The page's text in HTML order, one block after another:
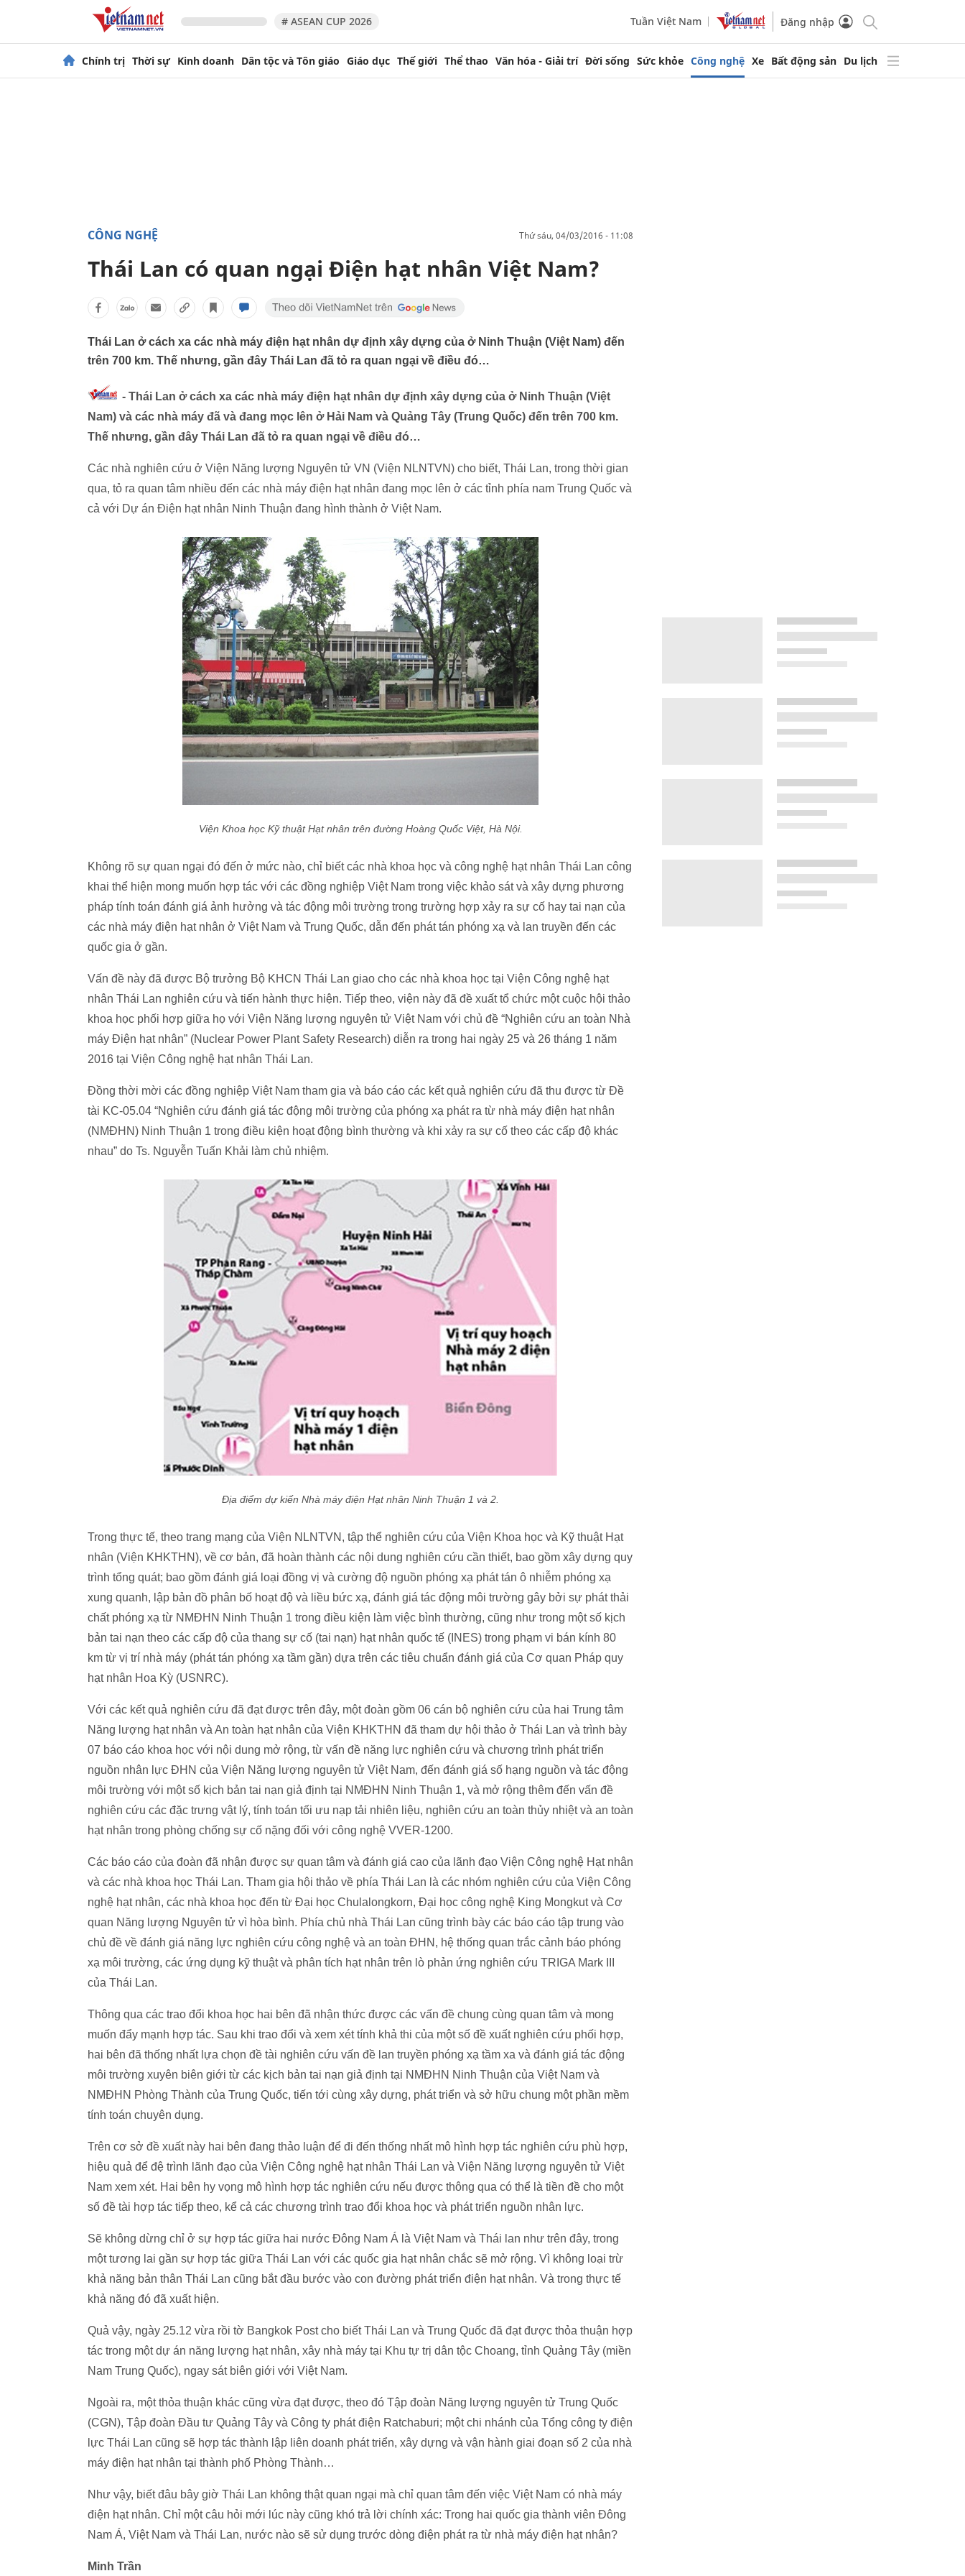
# ASEAN CUP 2026 Tuần Việt Nam Đăng nhập
Chính trị Thời sự Kinh doanh Dân tộc và Tôn giáo Giáo dục Thế giới Thể thao Văn hóa - Giải trí Đời sống Sức khỏe Công nghệ Xe Bất động sản Du lịch
CÔNG NGHỆ thứ sáu, 04/03/2016 - 11:08
Thái Lan có quan ngại Điện hạt nhân Việt Nam?
Thái Lan ở cách xa các nhà máy điện hạt nhân dự định xây dựng của ở Ninh Thuận (Việt Nam) đến
trên 700 km. Thế nhưng, gần đây Thái Lan đã tỏ ra quan ngại về điều đó…
- Thái Lan ở cách xa các nhà máy điện hạt nhân dự định xây dựng của ở Ninh Thuận (Việt
Nam) và các nhà máy đã và đang mọc lên ở Hải Nam và Quảng Tây (Trung Quốc) đến trên 700 km.
Thế nhưng, gần đây Thái Lan đã tỏ ra quan ngại về điều đó…
Các nhà nghiên cứu ở Viện Năng lượng Nguyên tử VN (Viện NLNTVN) cho biết, Thái Lan, trong thời gian
qua, tỏ ra quan tâm nhiều đến các nhà máy điện hạt nhân đang mọc lên ở các tỉnh phía nam Trung Quốc và
cả với Dự án Điện hạt nhân Ninh Thuận đang hình thành ở Việt Nam.
Viện Khoa học Kỹ thuật Hạt nhân trên đường Hoàng Quốc Việt, Hà Nội.
Không rõ sự quan ngại đó đến ở mức nào, chỉ biết các nhà khoa học và công nghệ hạt nhân Thái Lan công
khai thể hiện mong muốn hợp tác với các đồng nghiệp Việt Nam trong việc khảo sát và xây dựng phương
pháp tính toán đánh giá ảnh hưởng và tác động môi trường trong trường hợp xảy ra sự cố hay tai nạn của
các nhà máy điện hạt nhân ở Việt Nam và Trung Quốc, dẫn đến phát tán phóng xạ và lan truyền đến các
quốc gia ở gần.
Vấn đề này đã được Bộ trưởng Bộ KHCN Thái Lan giao cho các nhà khoa học tại Viện Công nghệ hạt
nhân Thái Lan nghiên cứu và tiến hành thực hiện. Tiếp theo, viện này đã đề xuất tổ chức một cuộc hội thảo
khoa học phối hợp giữa họ với Viện Năng lượng nguyên tử Việt Nam với chủ đề “Nghiên cứu an toàn Nhà
máy Điện hạt nhân” (Nuclear Power Plant Safety Research) diễn ra trong hai ngày 25 và 26 tháng 1 năm
2016 tại Viện Công nghệ hạt nhân Thái Lan.
Đồng thời mời các đồng nghiệp Việt Nam tham gia và báo cáo các kết quả nghiên cứu đã thu được từ Đề
tài KC-05.04 “Nghiên cứu đánh giá tác động môi trường của phóng xạ phát ra từ nhà máy điện hạt nhân
(NMĐHN) Ninh Thuận 1 trong điều kiện hoạt động bình thường và khi xảy ra sự cố theo các cấp độ khác
nhau” do Ts. Nguyễn Tuấn Khải làm chủ nhiệm.
Địa điểm dự kiến Nhà máy điện Hạt nhân Ninh Thuận 1 và 2.
Trong thực tế, theo trang mạng của Viện NLNTVN, tập thể nghiên cứu của Viện Khoa học và Kỹ thuật Hạt
nhân (Viện KHKTHN), về cơ bản, đã hoàn thành các nội dung nghiên cứu cần thiết, bao gồm xây dựng quy
trình tổng quát; bao gồm đánh giá loại đồng vị và cường độ nguồn phóng xạ phát tán ô nhiễm phóng xạ
xung quanh, lập bản đồ phân bố hoạt độ và liều bức xạ, đánh giá tác động môi trường gây bởi sự phát thải
chất phóng xạ từ NMĐHN Ninh Thuận 1 trong điều kiện làm việc bình thường, cũng như trong một số kịch
bản tai nạn theo các cấp độ của thang sự cố (tai nạn) hạt nhân quốc tế (INES) trong phạm vi bán kính 80
km từ vị trí nhà máy (phát tán phóng xạ tầm gần) dựa trên các tiêu chuẩn đánh giá của Cơ quan Pháp quy
hạt nhân Hoa Kỳ (USNRC).
Với các kết quả nghiên cứu đã đạt được trên đây, một đoàn gồm 06 cán bộ nghiên cứu của hai Trung tâm
Năng lượng hạt nhân và An toàn hạt nhân của Viện KHKTHN đã tham dự hội thảo ở Thái Lan và trình bày
07 báo cáo khoa học với nội dung mở rộng, từ vấn đề năng lực nghiên cứu và chương trình phát triển
nguồn nhân lực ĐHN của Viện Năng lượng nguyên tử Việt Nam, đến đánh giá số hạng nguồn và tác động
môi trường với một số kịch bản tai nạn giả định tại NMĐHN Ninh Thuận 1, và mở rộng thêm đến vấn đề
nghiên cứu các đặc trưng vật lý, tính toán tối ưu nạp tải nhiên liệu, nghiên cứu an toàn thủy nhiệt và an toàn
hạt nhân trong phòng chống sự cố nặng đối với công nghệ VVER-1200.
Các báo cáo của đoàn đã nhận được sự quan tâm và đánh giá cao của lãnh đạo Viện Công nghệ Hạt nhân
và các nhà khoa học Thái Lan. Tham gia hội thảo về phía Thái Lan là các nhóm nghiên cứu của Viện Công
nghệ hạt nhân, các nhà khoa học đến từ Đại học Chulalongkorn, Đại học công nghệ King Mongkut và Cơ
quan Năng lượng Nguyên tử vì hòa bình. Phía chủ nhà Thái Lan cũng trình bày các báo cáo tập trung vào
chủ đề về đánh giá năng lực nghiên cứu công nghệ và an toàn ĐHN, hệ thống quan trắc cảnh báo phóng
xạ môi trường, các ứng dụng kỹ thuật và phân tích hạt nhân trên lò phản ứng nghiên cứu TRIGA Mark III
của Thái Lan.
Thông qua các trao đổi khoa học hai bên đã nhận thức được các vấn đề chung cùng quan tâm và mong
muốn đẩy mạnh hợp tác. Sau khi trao đổi và xem xét tính khả thi của một số đề xuất nghiên cứu phối hợp,
hai bên đã thống nhất lựa chọn đề tài nghiên cứu vấn đề lan truyền phóng xạ tầm xa và đánh giá tác động
môi trường xuyên biên giới từ các kịch bản tai nạn giả định tại NMĐHN Ninh Thuận của Việt Nam và
NMĐHN Phòng Thành của Trung Quốc, tiến tới cùng xây dựng, phát triển và sở hữu chung một phần mềm
tính toán chuyên dụng.
Trên cơ sở đề xuất này hai bên đang thảo luận để đi đến thống nhất mô hình hợp tác nghiên cứu phù hợp,
hiệu quả để đệ trình lãnh đạo của Viện Công nghệ hạt nhân Thái Lan và Viện Năng lượng nguyên tử Việt
Nam xem xét. Hai bên hy vọng mô hình hợp tác nghiên cứu nếu được thông qua có thể là tiền đề cho một
số đề tài hợp tác tiếp theo, kể cả các chương trình trao đổi khoa học và phát triển nguồn nhân lực.
Sẽ không dừng chỉ ở sự hợp tác giữa hai nước Đông Nam Á là Việt Nam và Thái lan như trên đây, trong
một tương lai gần sự hợp tác giữa Thái Lan với các quốc gia hạt nhân chắc sẽ mở rộng. Vì không loại trừ
khả năng bản thân Thái Lan cũng bắt đầu bước vào con đường phát triển điện hạt nhân. Và trong thực tế
khả năng đó đã xuất hiện.
Quả vậy, ngày 25.12 vừa rồi tờ Bangkok Post cho biết Thái Lan và Trung Quốc đã đạt được thỏa thuận hợp
tác trong một dự án năng lượng hạt nhân, xây nhà máy tại Khu tự trị dân tộc Choang, tỉnh Quảng Tây (miền
Nam Trung Quốc), ngay sát biên giới với Việt Nam.
Ngoài ra, một thỏa thuận khác cũng vừa đạt được, theo đó Tập đoàn Năng lượng nguyên tử Trung Quốc
(CGN), Tập đoàn Đầu tư Quảng Tây và Công ty phát điện Ratchaburi; một chi nhánh của Tổng công ty điện
lực Thái Lan cũng sẽ hợp tác thành lập liên doanh phát triển, xây dựng và vận hành giai đoạn số 2 của nhà
máy điện hạt nhân tại thành phố Phòng Thành…
Như vậy, biết đâu bây giờ Thái Lan không thật quan ngại mà chỉ quan tâm đến việc Việt Nam có nhà máy
điện hạt nhân. Chỉ một câu hỏi mới lúc này cũng khó trả lời chính xác: Trong hai quốc gia thành viên Đông
Nam Á, Việt Nam và Thái Lan, nước nào sẽ sử dụng trước dòng điện phát ra từ nhà máy điện hạt nhân?
Minh Trần